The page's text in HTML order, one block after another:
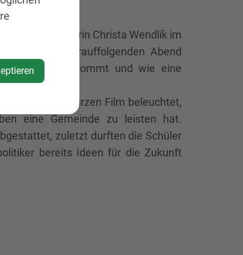
mit ihrer Lehrerin Christa Wendlik im
am darauffolgenden Abend
Gemeinderat kommt und wie eine
- mit einem kurzen Film beleuchtet,
eine Gemeinde zu leisten hat.
zuletzt durften die Schüler
bereits Ideen für die Zukunft